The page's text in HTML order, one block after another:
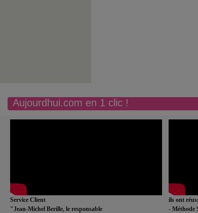
Aujourdhui.com en 1 clic !
Service Client
"Jean-Michel Berille, le responsable
ils ont
- Méthode